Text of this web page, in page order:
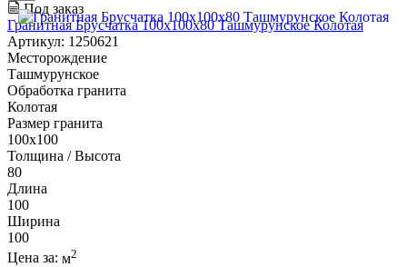
Под заказ
Гранитная Брусчатка 100х100x80 Ташмурунское Колотая
Артикул: 1250621
Месторождение
Ташмурунское
Обработка гранита
Колотая
Размер гранита
100х100
Толщина / Высота
80
Длина
100
Ширина
100
Цена за: м2